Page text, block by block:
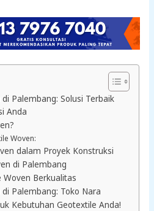
Palembang: Solusi Terbaik
Anda
Woven:
dalam Proyek Konstruksi
di Palembang
Berkualitas
Palembang: Toko Nara
Kebutuhan Geotextile Anda!